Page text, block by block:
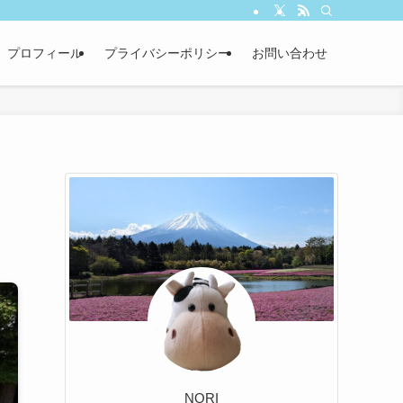
プロフィール プライバシーポリシー お問い合わせ
NORI